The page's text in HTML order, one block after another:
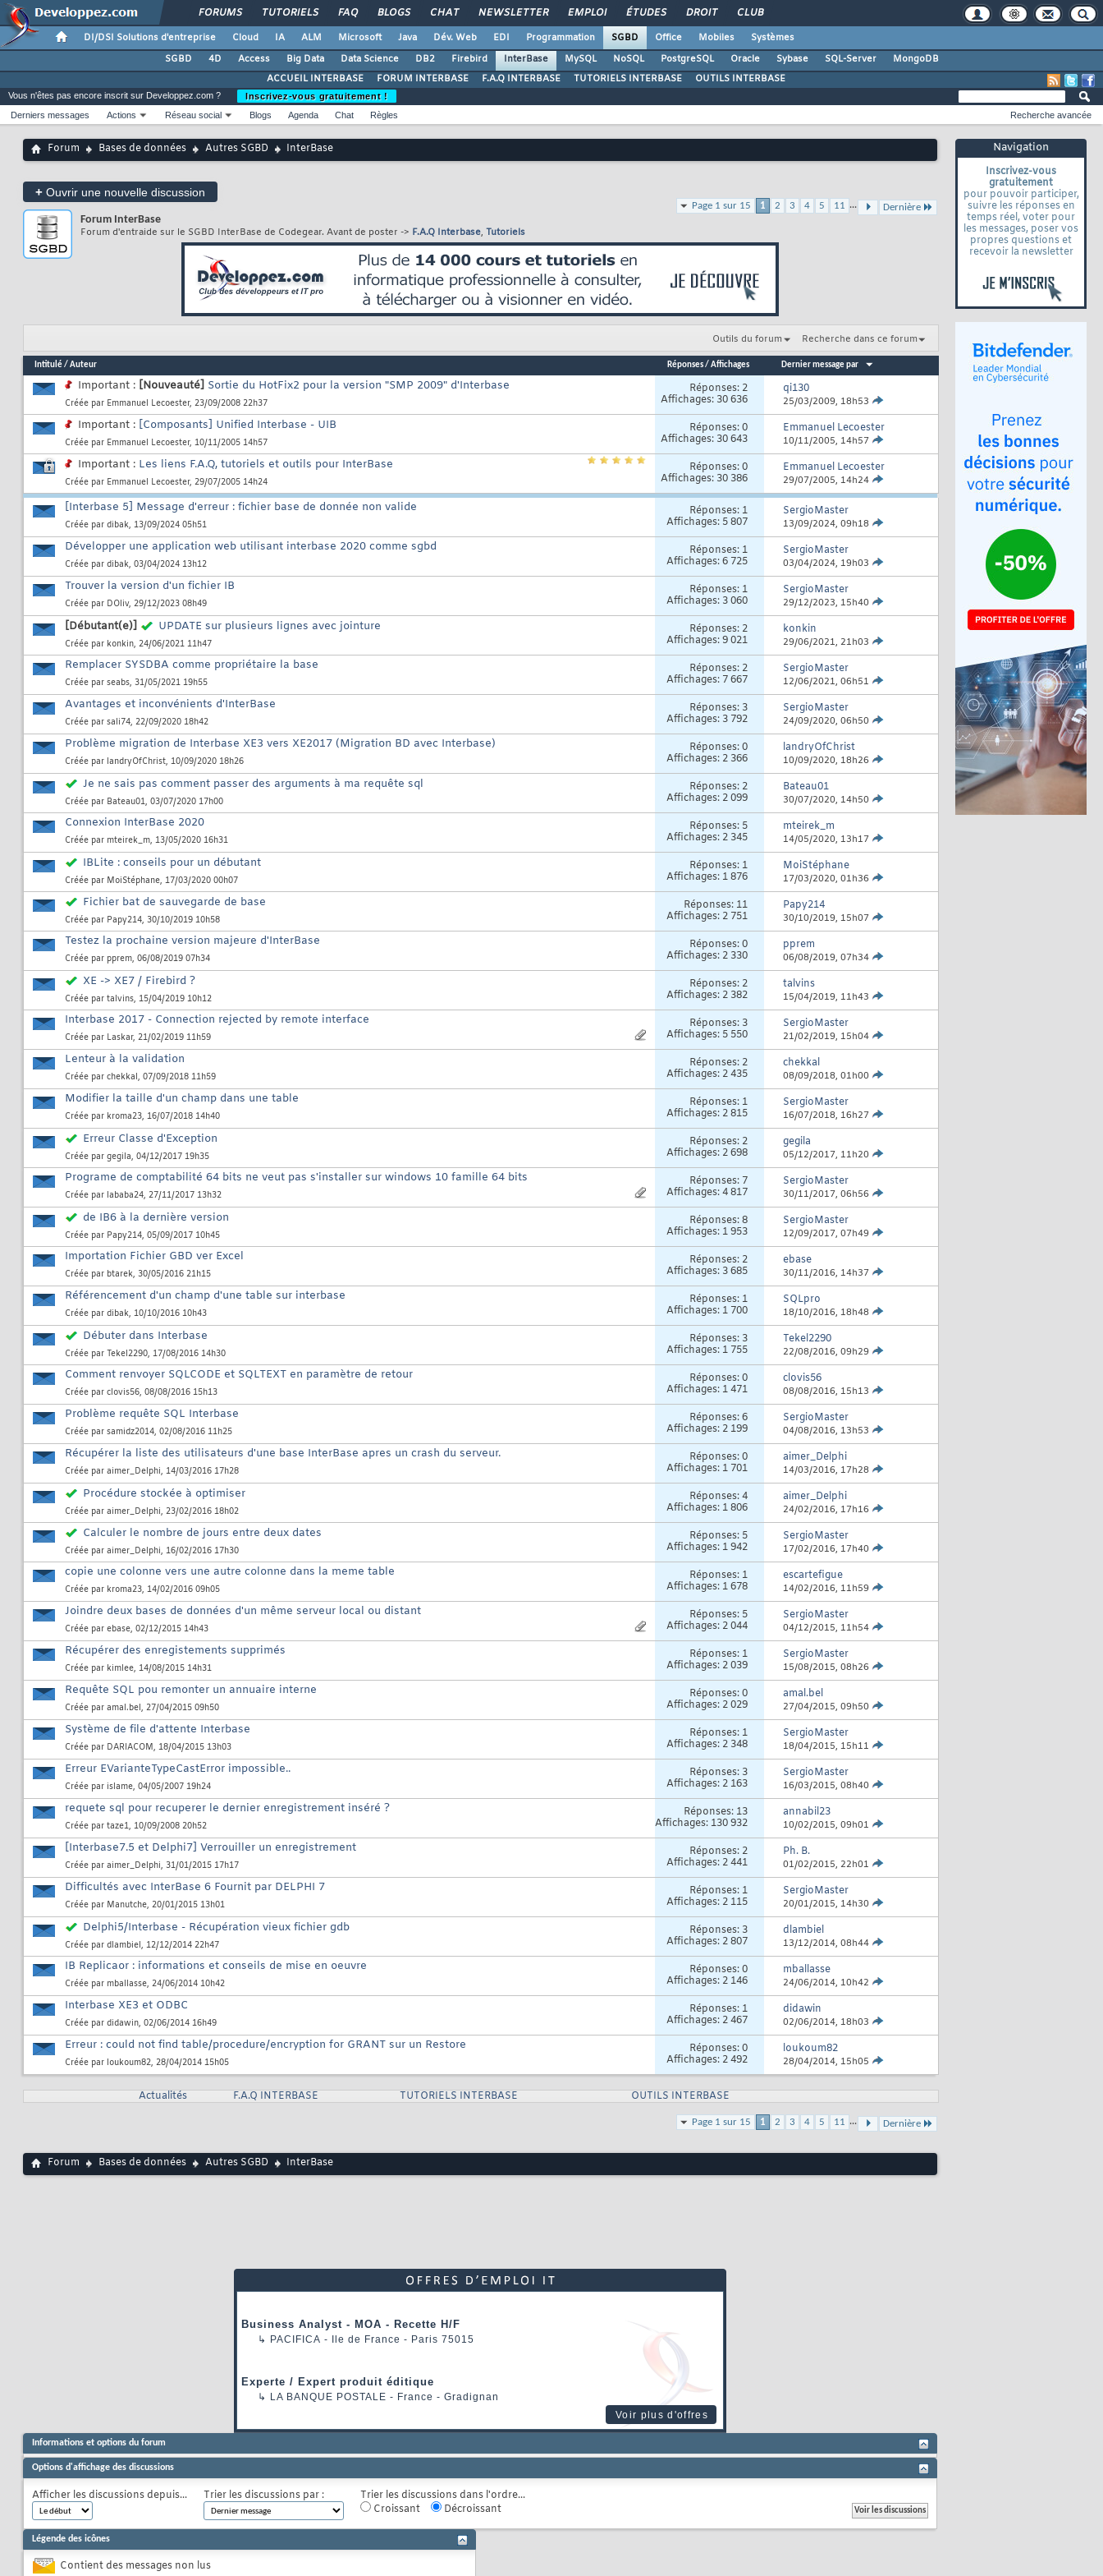
FORUMS TUTORIELS FAQ BLOGS CHAT NEWSLETTER EMPLOI ÉTUDES DROIT CLUB
DI/DSI Solutions d'entreprise Cloud IA ALM Microsoft Java Dév. Web EDI Programmation SGBD Office Mobiles
Systèmes
SGBD
4D Access Big Data Data Science DB2 Firebird InterBase MySQL NoSQL PostgreSQL Oracle Sybase SQL-Server
MongoDB
ACCUEIL INTERBASE
FORUM INTERBASE F.A.Q INTERBASE TUTORIELS INTERBASE OUTILS INTERBASE
Vous n'êtes pas encore inscrit sur Developpez.com ?
Inscrivez-vous gratuitement !
Derniers messages
Actions Réseau social Blogs Agenda Chat Règles Recherche avancée
Forum Bases de données Autres SGBD InterBase Navigation
Inscrivez-vous
gratuitement
pour pouvoir participer,
suivre les réponses en
temps réel, voter pour
les messages, poser vos
propres questions et
recevoir la newsletter
+ Ouvrir une nouvelle discussion
Page 1 sur 15 1 2 3 4 5 11 ... Dernière
Forum InterBase
Forum d'entraide sur le SGBD InterBase de Codegear. Avant de poster -> F.A.Q Interbase, Tutoriels
Outils du forum Recherche dans ce forum
Intitulé/ Auteur Réponses/ Affichages Dernier message par
Important : [Nouveauté] Sortie du HotFix2 pour la version "SMP 2009" d'Interbase
Créée par Emmanuel Lecoester, 23/09/2008 22h37
Réponses: 2
Affichages: 30 636
qi130
25/03/2009, 18h53
Important : [Composants] Unified Interbase - UIB
Créée par Emmanuel Lecoester, 10/11/2005 14h57
Réponses:0
Affichages: 30 643
Emmanuel Lecoester
10/11/2005, 14h57
Important : Les liens F.A.Q, tutoriels et outils pour InterBase
Créée par Emmanuel Lecoester, 29/07/2005 14h24
Réponses:0
Affichages: 30 386
Emmanuel Lecoester
29/07/2005, 14h24
[Interbase 5] Message d'erreur : fichier base de donnée non valide
Créée par dibak, 13/09/2024 05h51
Réponses: 1
Affichages: 5 807
SergioMaster
13/09/2024, 09h18
Développer une application web utilisant interbase 2020 comme sgbd
Créée par dibak, 03/04/2024 13h12
Réponses: 1
Affichages: 6 725
SergioMaster
03/04/2024, 19h03
Trouver la version d'un fichier IB
Créée par DOliv, 29/12/2023 08h49
Réponses: 1
Affichages: 3 060
SergioMaster
29/12/2023, 15h40
[Débutant(e)] UPDATE sur plusieurs lignes avec jointure
Créée par konkin, 24/06/2021 11h47
Réponses: 2
Affichages: 9 021
konkin
29/06/2021, 21h03
Remplacer SYSDBA comme propriétaire la base
Créée par seabs, 31/05/2021 19h55
Réponses: 2
Affichages: 7 667
SergioMaster
12/06/2021, 06h51
Avantages et inconvénients d'InterBase
Créée par sali74, 22/09/2020 18h42
Réponses: 3
Affichages: 3 792
SergioMaster
24/09/2020, 06h50
Problème migration de Interbase XE3 vers XE2017 (Migration BD avec Interbase)
Créée par landryOfChrist, 10/09/2020 18h26
Réponses:0
Affichages: 2 366
landryOfChrist
10/09/2020, 18h26
Je ne sais pas comment passer des arguments à ma requête sql
Créée par Bateau01, 03/07/2020 17h00
Réponses: 2
Affichages: 2 099
Bateau01
30/07/2020, 14h50
Connexion InterBase 2020
Créée par mteirek_m, 13/05/2020 16h31
Réponses: 5
Affichages: 2 345
mteirek_m
14/05/2020, 13h17
IBLite : conseils pour un débutant
Créée par MoiStéphane, 17/03/2020 00h07
Réponses: 1
Affichages: 1 876
MoiStéphane
17/03/2020, 01h36
Fichier bat de sauvegarde de base
Créée par Papy214, 30/10/2019 10h58
Réponses: 11
Affichages: 2 751
Papy214
30/10/2019, 15h07
Testez la prochaine version majeure d'InterBase
Créée par pprem, 06/08/2019 07h34
Réponses:0
Affichages: 2 330
pprem
06/08/2019, 07h34
XE -> XE7 / Firebird ?
Créée par talvins, 15/04/2019 10h12
Réponses: 2
Affichages: 2 382
talvins
15/04/2019, 11h43
Interbase 2017 - Connection rejected by remote interface
Créée par Laskar, 21/02/2019 11h59
Réponses: 3
Affichages: 5 550
SergioMaster
21/02/2019, 15h04
Lenteur à la validation
Créée par chekkal, 07/09/2018 11h59
Réponses: 2
Affichages: 2 435
chekkal
08/09/2018, 01h00
Modifier la taille d'un champ dans une table
Créée par kroma23, 16/07/2018 14h40
Réponses: 1
Affichages: 2 815
SergioMaster
16/07/2018, 16h27
Erreur Classe d'Exception
Créée par gegila, 04/12/2017 19h35
Réponses: 2
Affichages: 2 698
gegila
05/12/2017, 11h20
Programe de comptabilité 64 bits ne veut pas s'installer sur windows 10 famille 64 bits
Créée par lababa24, 27/11/2017 13h32
Réponses: 7
Affichages: 4 817
SergioMaster
30/11/2017, 06h56
de IB6 à la dernière version
Créée par Papy214, 05/09/2017 10h45
Réponses:8
Affichages: 1 953
SergioMaster
12/09/2017, 07h49
Importation Fichier GBD ver Excel
Créée par btarek, 30/05/2016 21h15
Réponses: 2
Affichages: 3 685
ebase
30/11/2016, 14h37
Référencement d'un champ d'une table sur interbase
Créée par dibak, 10/10/2016 10h43
Réponses: 1
Affichages: 1 700
SQLpro
18/10/2016, 18h48
Débuter dans Interbase
Créée par Tekel2290, 17/08/2016 14h30
Réponses: 3
Affichages: 1 755
Tekel2290
22/08/2016, 09h29
Comment renvoyer SQLCODE et SQLTEXT en paramètre de retour
Créée par clovis56, 08/08/2016 15h13
Réponses:0
Affichages: 1 471
clovis56
08/08/2016, 15h13
Problème requête SQL Interbase
Créée par samidz2014, 02/08/2016 11h25
Réponses:6
Affichages: 2 199
SergioMaster
04/08/2016, 13h53
Récupérer la liste des utilisateurs d'une base InterBase apres un crash du serveur.
Créée par aimer_Delphi, 14/03/2016 17h28
Réponses:0
Affichages: 1 701
aimer_Delphi
14/03/2016, 17h28
Procédure stockée à optimiser
Créée par aimer_Delphi, 23/02/2016 18h02
Réponses:4
Affichages: 1 806
aimer_Delphi
24/02/2016, 17h16
Calculer le nombre de jours entre deux dates
Créée par aimer_Delphi, 16/02/2016 17h30
Réponses: 5
Affichages: 1 942
SergioMaster
17/02/2016, 17h40
copie une colonne vers une autre colonne dans la meme table
Créée par kroma23, 14/02/2016 09h05
Réponses: 1
Affichages: 1 678
escartefigue
14/02/2016, 11h59
Joindre deux bases de données d'un même serveur local ou distant
Créée par ebase, 02/12/2015 14h43
Réponses: 5
Affichages: 2 044
SergioMaster
04/12/2015, 11h54
Récupérer des enregistements supprimés
Créée par kimlee, 14/08/2015 14h31
Réponses: 1
Affichages: 2 039
SergioMaster
15/08/2015, 08h26
Requête SQL pou remonter un annuaire interne
Créée par amal.bel, 27/04/2015 09h50
Réponses:0
Affichages: 2 029
amal.bel
27/04/2015, 09h50
Système de file d'attente Interbase
Créée par DARIACOM, 18/04/2015 13h03
Réponses: 1
Affichages: 2 348
SergioMaster
18/04/2015, 15h11
Erreur EVarianteTypeCastError impossible..
Créée par islame, 04/05/2007 19h24
Réponses: 3
Affichages: 2 163
SergioMaster
16/03/2015, 08h40
requete sql pour recuperer le dernier enregistrement inséré ?
Créée par taze1, 10/09/2008 20h52
Réponses: 13
Affichages: 130 932
annabil23
10/02/2015, 09h01
[Interbase7.5 et Delphi7] Verrouiller un enregistrement
Créée par aimer_Delphi, 31/01/2015 17h17
Réponses: 2
Affichages: 2 441
Ph. B.
01/02/2015, 22h01
Difficultés avec InterBase 6 Fournit par DELPHI 7
Créée par Manutche, 20/01/2015 13h01
Réponses: 1
Affichages: 2 115
SergioMaster
20/01/2015, 14h30
Delphi5/Interbase - Récupération vieux fichier gdb
Créée par dlambiel, 12/12/2014 22h47
Réponses: 3
Affichages: 2 807
dlambiel
13/12/2014, 08h44
IB Replicaor : informations et conseils de mise en oeuvre
Créée par mballasse, 24/06/2014 10h42
Réponses:0
Affichages: 2 146
mballasse
24/06/2014, 10h42
Interbase XE3 et ODBC
Créée par didawin, 02/06/2014 16h49
Réponses: 1
Affichages: 2 467
didawin
02/06/2014, 18h03
Erreur : could not find table/procedure/encryption for GRANT sur un Restore
Créée par loukoum82, 28/04/2014 15h05
Réponses:0
Affichages: 2 492
loukoum82
28/04/2014, 15h05
Actualités F.A.Q INTERBASE TUTORIELS INTERBASE OUTILS INTERBASE
Page 1 sur 15 1 2 3 4 5 11 ... Dernière
Forum Bases de données Autres SGBD InterBase
Business Analyst - MOA - Recette H/F
↳ PACIFICA - Ile de France - Paris 75015
Experte / Expert produit éditique
↳ LA BANQUE POSTALE - France - Gradignan
Voir plus d'offres
Informations et options du forum
Options d'affichage des discussions
Afficher les discussions depuis... Trier les discussions par :
Trier les discussions dans l'ordre...
Croissant
Décroissant
Légende des icônes
Contient des messages non lus